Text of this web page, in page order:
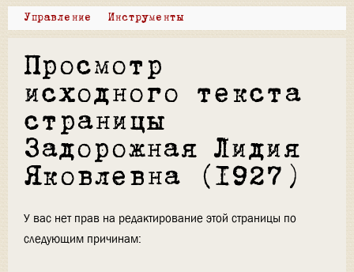
Управление Инструменты
Просмотр
исходного текста
страницы
Задорожная Лидия
Яковлевна (1927)
У вас нет прав на редактирование этой страницы по
следующим причинам: